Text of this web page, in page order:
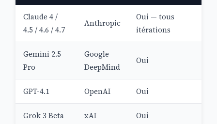
Claude 4 /
4.5 / 4.6 / 4.7
Anthropic
Oui — tous
itérations
Gemini 2.5
Pro
Google
DeepMind
Oui
GPT-4.1 OpenAI Oui
Grok 3 Beta xAI Oui